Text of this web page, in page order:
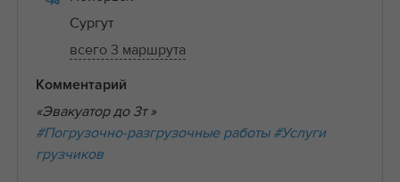
Сургут
всего 3 маршрута
Комментарий
«Эвакуатор до 3т »
#Погрузочно-разгрузочные работы #Услуги
грузчиков